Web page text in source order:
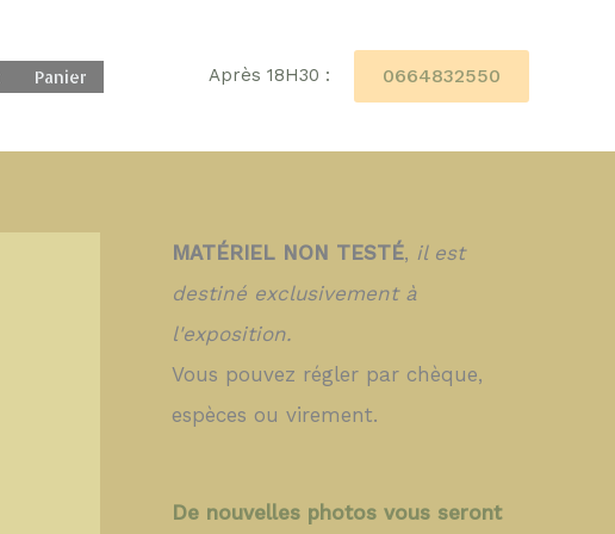
Panier Après 18H30 : 0664832550
MATÉRIEL NON TESTÉ, il est
destiné exclusivement à
l'exposition.
Vous pouvez régler par chèque,
espèces ou virement.
De nouvelles photos vous seront